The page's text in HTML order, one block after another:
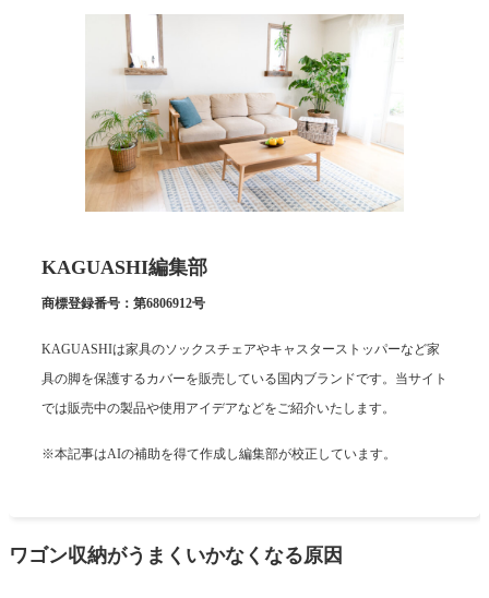
KAGUASHI編集部
商標登録番号：第6806912号
KAGUASHIは家具のソックスチェアやキャスターストッパーなど家
具の脚を保護するカバーを販売している国内ブランドです。当サイト
では販売中の製品や使用アイデアなどをご紹介いたします。
※本記事はAIの補助を得て作成し編集部が校正しています。
ワゴン収納がうまくいかなくなる原因